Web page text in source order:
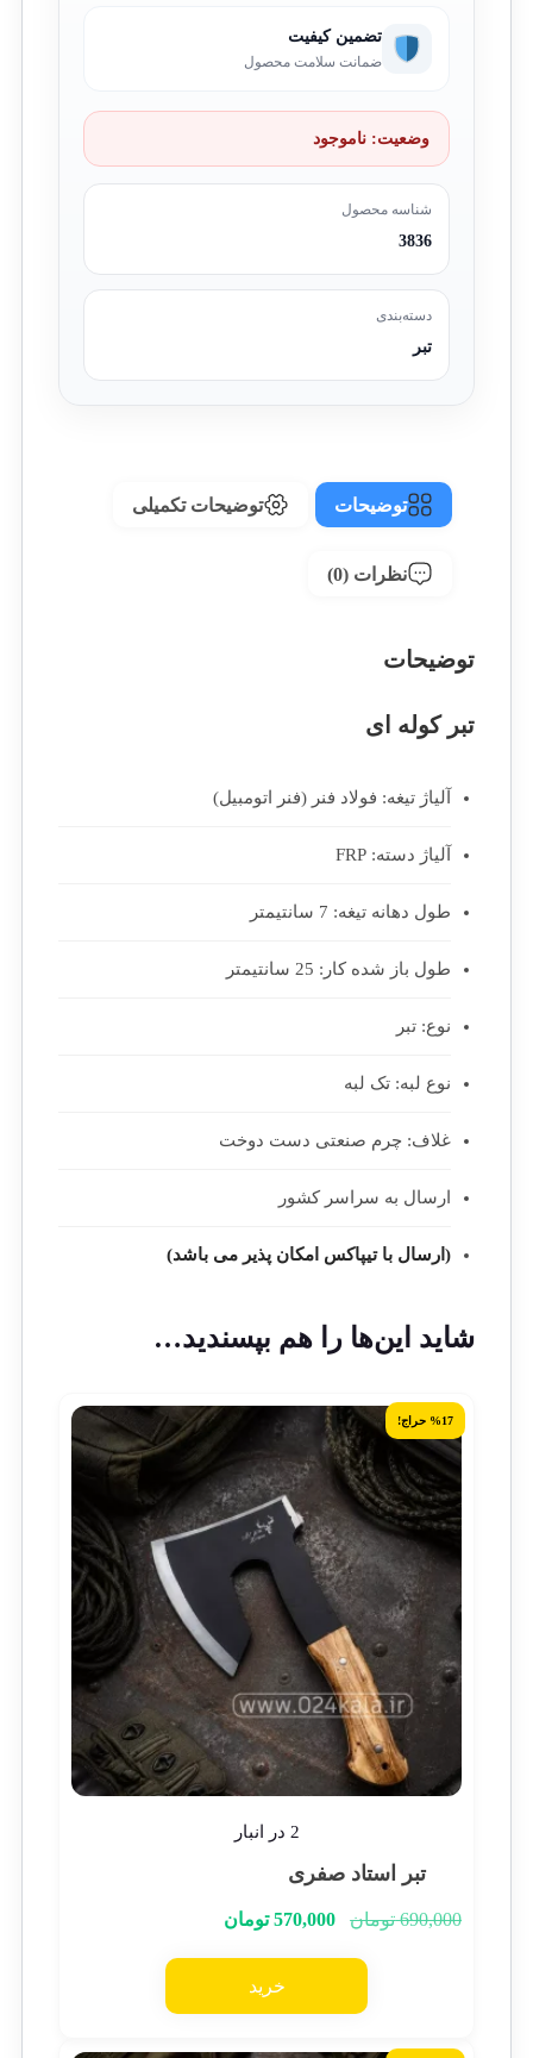
تضمین کیفیت
ضمانت سلامت محصول
وضعیت: ناموجود
شناسه محصول
3836
دسته‌بندی
تبر
توضیحات توضیحات تکمیلی
نظرات (0)
توضیحات
تبر کوله ای
آلیاژ تیغه: فولاد فنر (فنر اتومبیل)
آلیاژ دسته: FRP
طول دهانه تیغه: 7 سانتیمتر
طول باز شده کار: 25 سانتیمتر
نوع: تبر
نوع لبه: تک لبه
غلاف: چرم صنعتی دست دوخت
ارسال به سراسر کشور
(ارسال با تیپاکس امکان پذیر می باشد)
شاید این‌ها را هم بپسندید…
%17 حراج!
2 در انبار
تبر استاد صفری
690,000 تومان 570,000 تومان
خرید